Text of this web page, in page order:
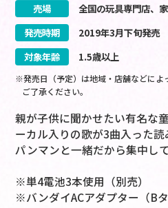
売場
全国の玩具専門店、
発売時期
2019年3月下旬発売
対象年齢
1.5歳以上
※発売日（予定）は地域・店舗などによ
ご了承ください。
親が子供に聞かせたい有名な
ーカル入りの歌が3曲入った
パンマンと一緒だから集中し
※単4電池3本使用（別売）
※バンダイACアダプター（B